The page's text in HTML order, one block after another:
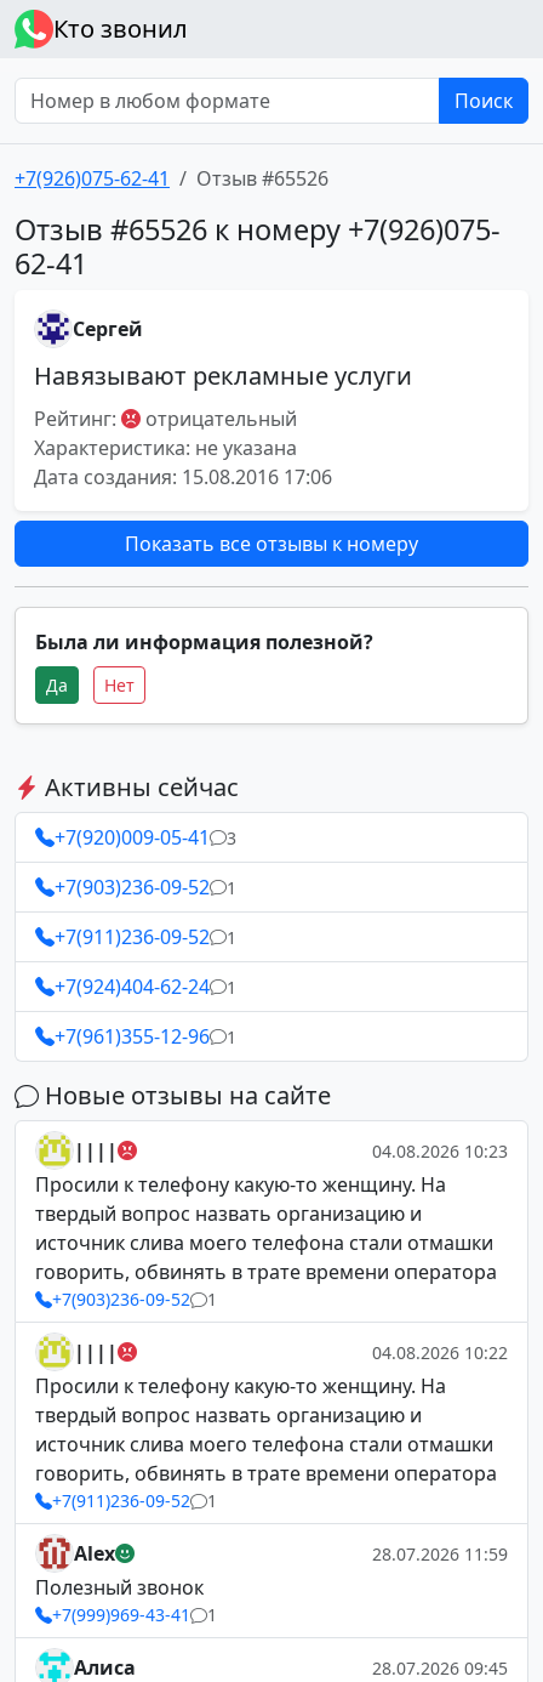
Кто звонил
Поиск
+7(926)075-62-41 Отзыв #65526
Отзыв #65526 к номеру +7(926)075-
62-41
Сергей
Навязывают рекламные услуги
Рейтинг:
отрицательный
Характеристика: не указана
Дата создания: 15.08.2016 17:06
Показать все отзывы к номеру
Была ли информация полезной?
Да Нет
Активны сейчас
+7(920)009-05-41 3
+7(903)236-09-52 1
+7(911)236-09-52 1
+7(924)404-62-24 1
+7(961)355-12-96 1
Новые отзывы на сайте
|||| 04.08.2026 10:23
Просили к телефону какую-то женщину. На
твердый вопрос назвать организацию и
источник слива моего телефона стали отмашки
говорить, обвинять в трате времени оператора
+7(903)236-09-52 1
|||| 04.08.2026 10:22
Просили к телефону какую-то женщину. На
твердый вопрос назвать организацию и
источник слива моего телефона стали отмашки
говорить, обвинять в трате времени оператора
+7(911)236-09-52 1
Alex 28.07.2026 11:59
Полезный звонок
+7(999)969-43-41 1
Алиса 28.07.2026 09:45